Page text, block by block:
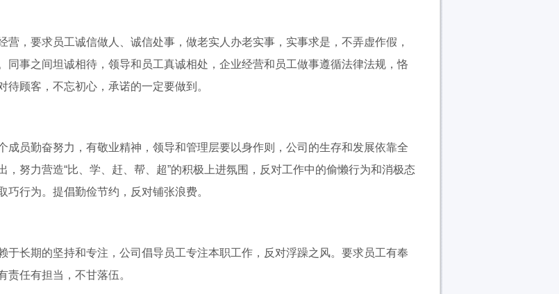
，要求员工诚信做人、诚信处事，做老实人办老实事，实事求是，不弄虚作假，
同事之间坦诚相待，领导和员工真诚相处，企业经营和员工做事遵循法律法规，恪
待顾客，不忘初心，承诺的一定要做到。
员勤奋努力，有敬业精神，领导和管理层要以身作则，公司的生存和发展依靠全
，努力营造“比、学、赶、帮、超”的积极上进氛围，反对工作中的偷懒行为和消极态
巧行为。提倡勤俭节约，反对铺张浪费。
长期的坚持和专注，公司倡导员工专注本职工作，反对浮躁之风。要求员工有奉
责任有担当，不甘落伍。